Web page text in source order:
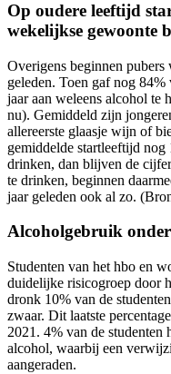
Op oudere leeftijd
wekelijkse gewoonte
Overigens beginnen
geleden. Toen gaf nog 84%
jaar aan weleens alcohol te
nu). Gemiddeld zijn
allereerste glaasje wijn of
gemiddelde startleeftijd
drinken, dan blijven de
te drinken, beginnen
jaar geleden ook al zo.
Alcoholgebruik
Studenten van het hbo en
duidelijke risicogroep door
dronk 10% van de
zwaar. Dit laatste
2021. 4% van de
alcohol, waarbij een
aangeraden.